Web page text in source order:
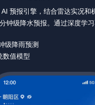
预报引擎，结合雷达实况和
钟级降水预报。通过深度学
级降雨预测
数值模型